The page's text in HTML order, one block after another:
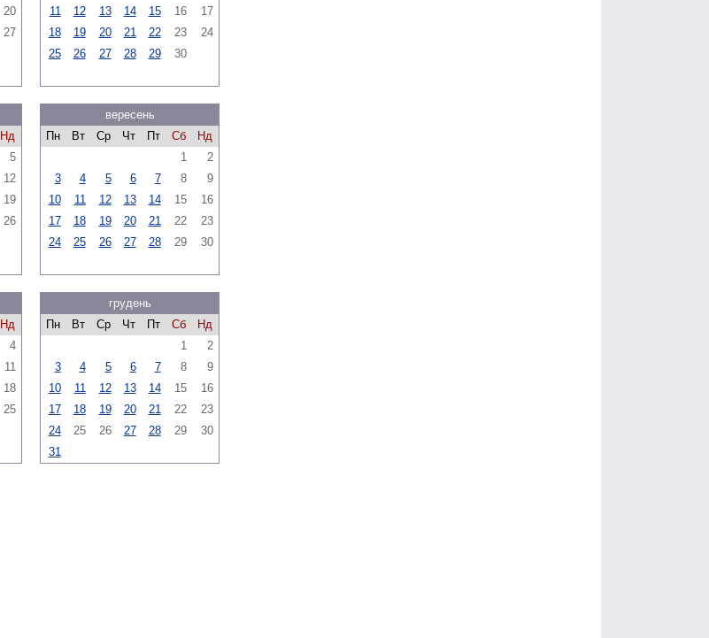
20
27
11
12 13 14 15 16
17
18
19 20 21 22 23
24
25
26 27 28 29 30
Нд
5
12
19
26
вересень
Пн
Вт Ср Чт Пт Сб
Нд
1
2
3
4 5 6 7 8
9
10
11 12 13 14 15
16
17
18 19 20 21 22
23
24
25 26 27 28 29 30
Нд
4
11
18
25
грудень
Пн
Вт Ср Чт Пт Сб
Нд
1
2
3
4 5 6 7 8
9
10
11 12 13 14 15
16
17
18 19 20 21 22
23
24
25 26 27 28 29
30
31